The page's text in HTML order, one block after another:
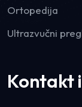
Ortopedija
Ultrazvučni
Kontakt